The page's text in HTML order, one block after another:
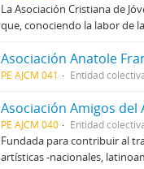
La Asociación Cristiana de
que, conociendo la labor de
Asociación Anatole
PE AJCM 041 Entidad
Asociación Amigos del
PE AJCM 040 Entidad
Fundada para contribuir al
artísticas -nacionales,